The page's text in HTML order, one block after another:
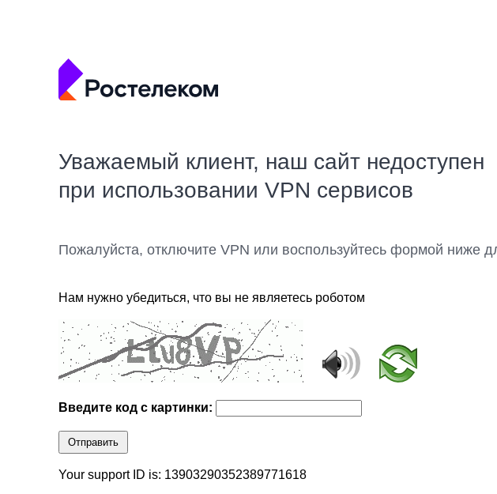
Уважаемый клиент, наш сайт недоступен
при использовании VPN сервисов
Пожалуйста, отключите VPN или воспользуйтесь формой ниже
Нам нужно убедиться, что вы не являетесь роботом
Введите код с картинки:
Отправить
Your support ID is: 13903290352389771618